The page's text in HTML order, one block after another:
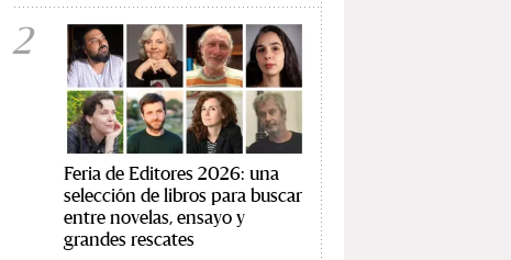
2
Feria de Editores 2026: una
selección de libros para buscar
entre novelas, ensayo y
grandes rescates